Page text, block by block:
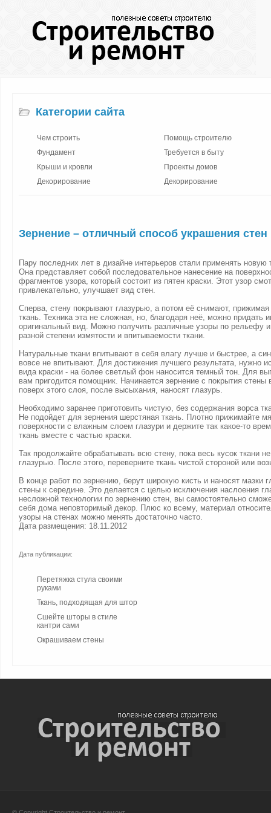
Категории сайта
Чем строить
Фундамент
Крыши и кровли
Декорирование
Помощь строителю
Требуется в быту
Проекты домов
Декорирование
Зернение – отличный способ украшения стен
Пару последних лет в дизайне интерьеров стали применять новую
Она представляет собой последовательное нанесение на
фрагментов узора, который состоит из пятен краски. Этот узор
привлекательно, улучшает вид стен.
Сперва, стену покрывают глазурью, а потом её снимают,
ткань. Техника эта не сложная, но, благодаря неё, можно придать
оригинальный вид. Можно получить различные узоры по рельефу
разной степени измятости и впитываемости ткани.
Натуральные ткани впитывают в себя влагу лучше и быстрее, а
вовсе не впитывают. Для достижения лучшего результата, нужно
вида краски - на более светлый фон наносится темный тон. Для
вам пригодится помощник. Начинается зернение с покрытия стены
поверх этого слоя, после высыхания, наносят глазурь.
Необходимо заранее приготовить чистую, без содержания ворса
Не подойдет для зернения шерстяная ткань. Плотно прижимайте
поверхности с влажным слоем глазури и держите так какое-то
ткань вместе с частью краски.
Так продолжайте обрабатывать всю стену, пока весь кусок ткани
глазурью. После этого, переверните ткань чистой стороной или
В конце работ по зернению, берут широкую кисть и наносят мазки
стены к середине. Это делается с целью исключения наслоения
несложной технологии по зернению стен, вы самостоятельно
себя дома неповторимый декор. Плюс ко всему, материал
узоры на стенах можно менять достаточно часто.
Дата размещения: 18.11.2012
Дата публикации:
Перетяжка стула своими
руками
Ткань, подходящая для штор
Сшейте шторы в стиле
кантри сами
Окрашиваем стены